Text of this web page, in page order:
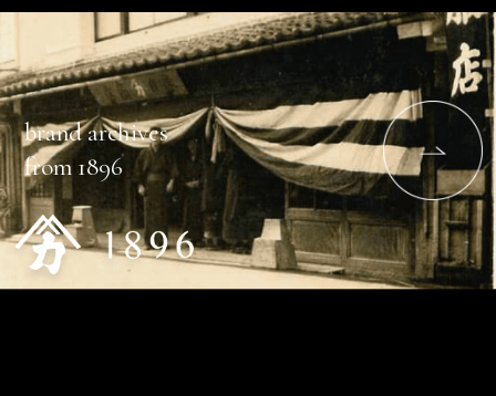
brand archives
from 1896